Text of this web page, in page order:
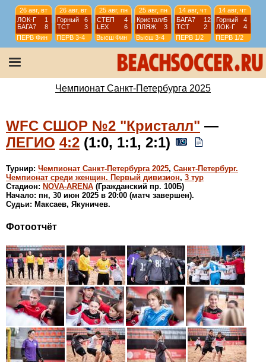
26 авг, вт
ЛОК-Г
1
БАГА7
8
ПЕРВ Фин
26 авг, вт
Горный
6
ТСТ
3
ПЕРВ 3-4
25 авг, пн
СТЕП
4
LEX
6
Высш Фин
25 авг, пн
Кристалл5
ПЛЯЖ
3
Высш 3-4
14 авг, чт
БАГА7
12
ТСТ
2
ПЕРВ 1/2
14 авг, чт
Горный
4
ЛОК-Г
4
ПЕРВ 1/2
12 авг, вт
1
1
12 авг, вт
Lakes
1
ТСТ
4
12 авг, вт
Кристалл6
СТЕП
8
Чемпионат Санкт-Петербурга 2025
WFC СШОР №2 "Кристалл" —
ЛЕГИО 4:2 (1:0, 1:1, 2:1)
Турнир: Чемпионат Санкт-Петербурга 2025, Санкт-Петербург.
Чемпионат среди женщин. Первый дивизион, 3 тур
Стадион: NOVA-ARENA (Гражданский пр. 100Б)
Начало: пн, 30 июн 2025 в 20:00 (матч завершен).
Судьи: Максаев, Якуничев.
Фотоотчёт